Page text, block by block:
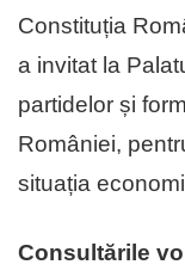
Constituția
a invitat la
partidelor și
României,
situația
Consultările